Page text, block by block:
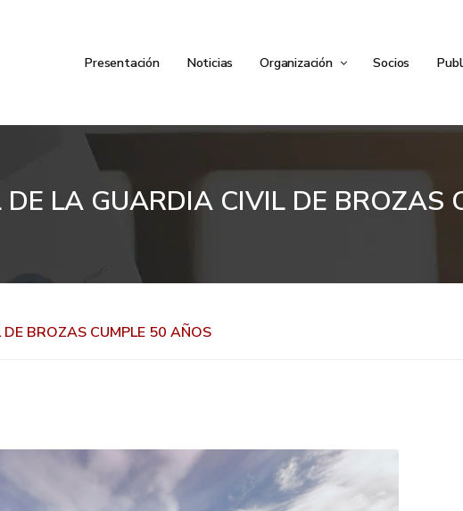
Presentación Noticias Organización Socios
DE LA GUARDIA CIVIL DE BROZAS
BROZAS CUMPLE 50 AÑOS